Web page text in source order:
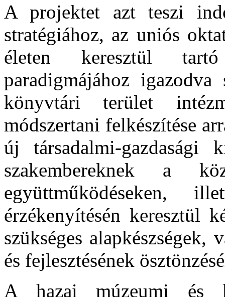
A projektet azt teszi
stratégiához, az uniós
életen keresztül
paradigmájához
könyvtári terület
módszertani felkészítése
új társadalmi-gazdasági
szakembereknek a
együttműködéseken,
érzékenyítésén keresztül
szükséges
és fejlesztésének
A hazai múzeumi és